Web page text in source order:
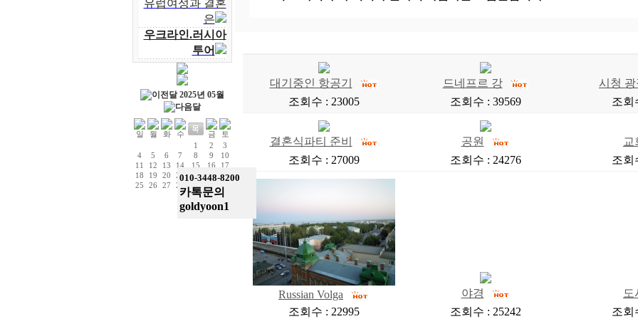
유럽여성과 결혼
은
우크라인.러시아
투어
010-3448-8200
카톡문의
goldyoon1
2025년 05월
1 2
3
4
5 6 7 8 9
10
11
12 13 14 15 16
17
18
19 20 21 22 23
24
25
26 27 28 29 30 31
대기중인 항공기
조회수 : 23005
드네프르 강
조회수 : 39569
시청
조회
결혼식파티 준비
조회수 : 27009
공원
조회수 : 24276
교
조회
Russian Volga
조회수 : 22995
야경
조회수 : 25242
도
조회